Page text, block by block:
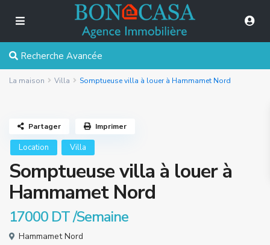
Recherche Avancée
La maison Villa Somptueuse villa à louer à Hammamet Nord
Location Villa
Somptueuse villa à louer à
Hammamet Nord
17000 DT/Semaine
Hammamet Nord
Partager Imprimer